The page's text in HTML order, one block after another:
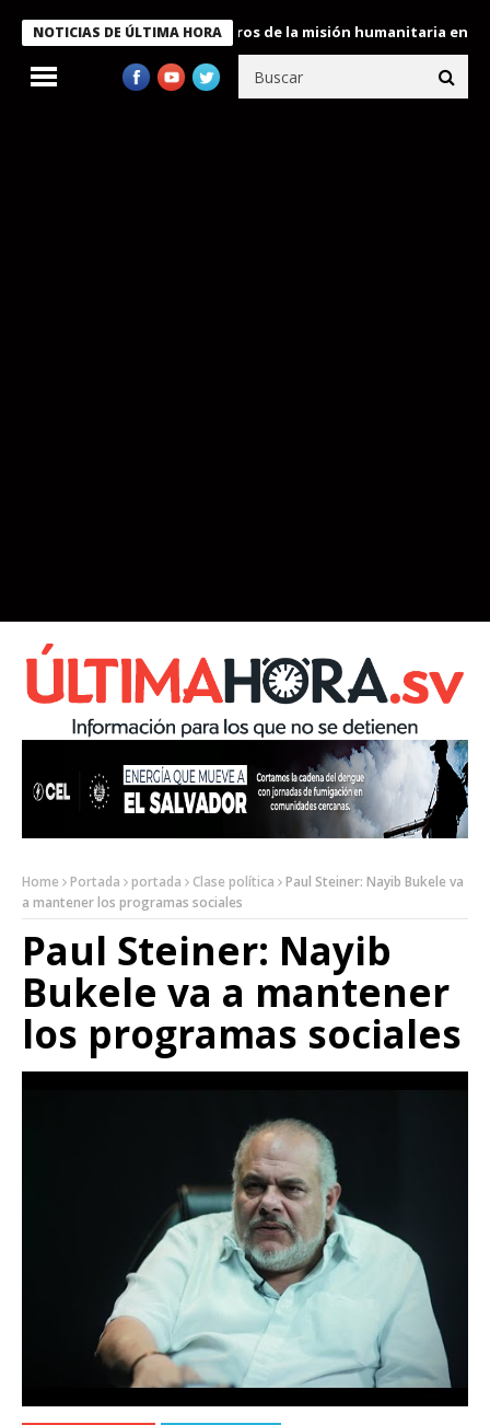
NOTICIAS DE ÚLTIMA HORA
condecora a miembros de la misión humanitaria enviada a
Home Portada portada Clase política
Paul Steiner: Nayib Bukele va
a mantener los programas sociales
Paul Steiner: Nayib
Bukele va a mantener
los programas sociales